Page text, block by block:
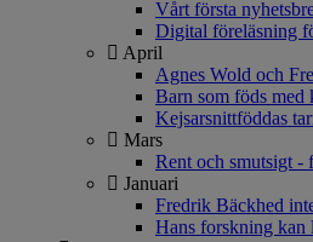
Vårt första
Digital föreläsning
April
Agnes Wold och
Barn som föds med
Kejsarsnittföddas
Mars
Rent och smutsigt -
Januari
Fredrik Bäckhed
Hans forskning kan